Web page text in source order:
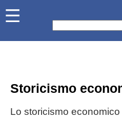
Storicismo
Lo storicismo